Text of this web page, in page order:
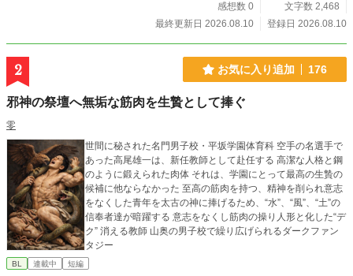
感想数 0
文字数 2,468
最終更新日 2026.08.10
登録日 2026.08.10
2 お気に入り追加 176
邪神の祭壇へ無垢な筋肉を生贄として捧ぐ
零
世間に秘された名門男子校・平坂学園体育科 空手の名選手で
あった高尾雄一は、新任教師として赴任する 高潔な人格と鋼
のように鍛えられた肉体 それは、学園にとって最高の生贄の
候補に他ならなかった 至高の筋肉を持つ、精神を削られ意志
をなくした青年を太古の神に捧げるため、“水”、“風”、“土”の
信奉者達が暗躍する 意志をなくし筋肉の操り人形と化した“デ
ク” 消える教師 山奥の男子校で繰り広げられるダークファン
タジー
BL 連載中 短編